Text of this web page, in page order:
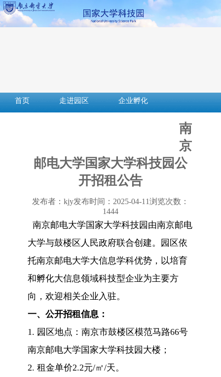
首页 走进园区
企业孵化
南
京
邮电大学国家大学科技园公
开招租公告
发布者：kjy发布时间：2025-04-11浏览次数：
1444
南京邮电大学国家大学科技园由南京邮电
大学与鼓楼区人民政府联合创建。园区依
托南京邮电大学大信息学科优势，以培育
和孵化大信息领域科技型企业为主要方
向，欢迎相关企业入驻。
一、公开招租信息：
1. 园区地点：南京市鼓楼区模范马路66号
南京邮电大学国家大学科技园大楼；
2. 租金单价2.2元/㎡/天。